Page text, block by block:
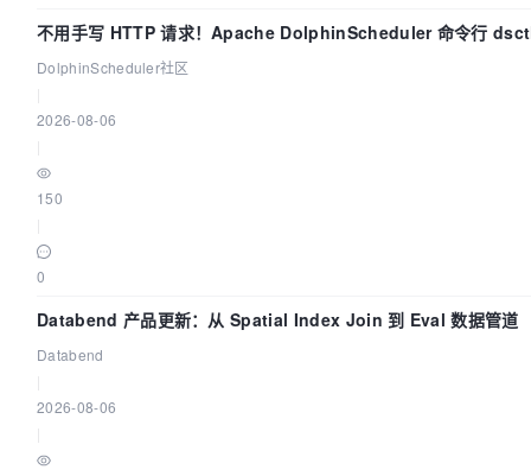
不用手写 HTTP 请求！Apache DolphinScheduler 命令行
上手
DolphinScheduler社区
2026-08-06
150
0
Databend 产品更新：从 Spatial Index Join 到 Eval 数据管道
Databend
2026-08-06